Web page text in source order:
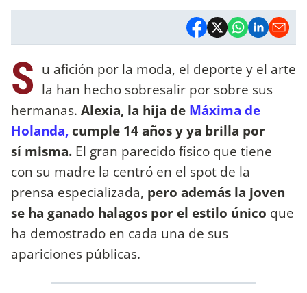
S u afición por la moda, el deporte y el arte
la han hecho sobresalir por sobre sus
hermanas. Alexia, la hija de Máxima de
Holanda, cumple 14 años y ya brilla por
sí misma. El gran parecido físico que tiene
con su madre la centró en el spot de la
prensa especializada, pero además la joven
se ha ganado halagos por el estilo único que
ha demostrado en cada una de sus
apariciones públicas.